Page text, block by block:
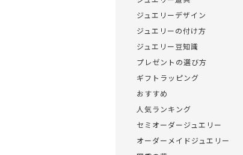
ジュエリーデザイン
ジュエリーの付け方
ジュエリー豆知識
プレゼントの選び方
ギフトラッピング
おすすめ
人気ランキング
セミオーダージュエリー
オーダーメイドジュエリー